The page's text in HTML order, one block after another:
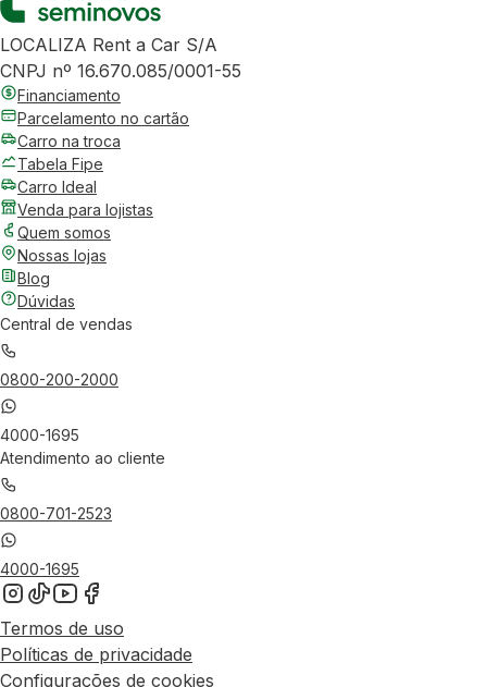
LOCALIZA Rent a Car S/A
CNPJ nº 16.670.085/0001-55
Financiamento
Parcelamento no cartão
Carro na troca
Tabela Fipe
Carro Ideal
Venda para lojistas
Quem somos
Nossas lojas
Blog
Dúvidas
Central de vendas
0800-200-2000
4000-1695
Atendimento ao cliente
0800-701-2523
4000-1695
Termos de uso
Políticas de privacidade
Configurações de cookies